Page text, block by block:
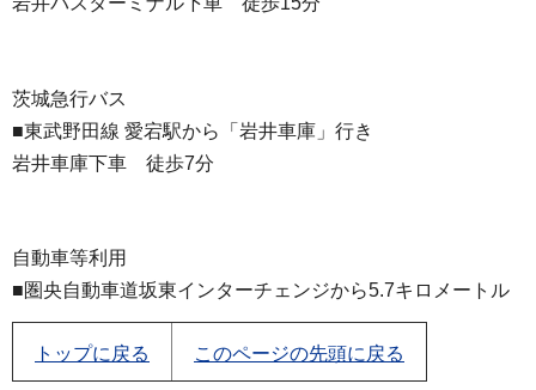
茨城急行バス
■東武野田線 愛宕駅から「岩井車庫」行き
岩井車庫下車 徒歩7分
自動車等利用
■圏央自動車道坂東インターチェンジから5.7キロメートル
トップに戻る このページの先頭に戻る